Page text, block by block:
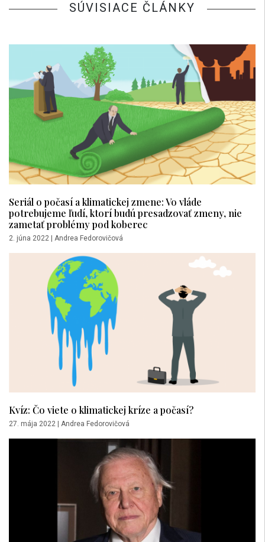
SÚVISIACE ČLÁNKY
Seriál o počasí a klimatickej zmene: Vo vláde
potrebujeme ľudí, ktorí budú presadzovať zmeny, nie
zametať problémy pod koberec
2. júna 2022 | Andrea Fedorovičová
Kvíz: Čo viete o klimatickej kríze a počasí?
27. mája 2022 Andrea Fedorovičová